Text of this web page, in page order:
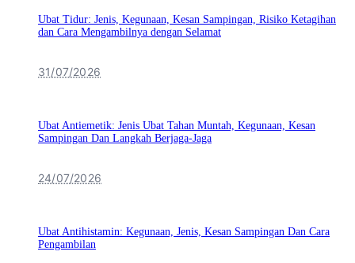
Ubat Tidur: Jenis, Kegunaan, Kesan Sampingan, Risiko Ketagihan
dan Cara Mengambilnya dengan Selamat
31/07/2026
Ubat Antiemetik: Jenis Ubat Tahan Muntah, Kegunaan, Kesan
Sampingan Dan Langkah Berjaga-Jaga
24/07/2026
Ubat Antihistamin: Kegunaan, Jenis, Kesan Sampingan Dan Cara
Pengambilan